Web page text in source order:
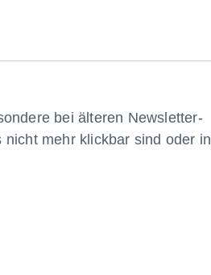
bei älteren Newsletter-
mehr klickbar sind oder